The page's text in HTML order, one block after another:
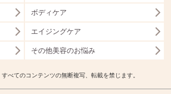
ボディケア
エイジングケア
その他美容のお悩み
べてのコンテンツの無断複写、転載を禁じます。